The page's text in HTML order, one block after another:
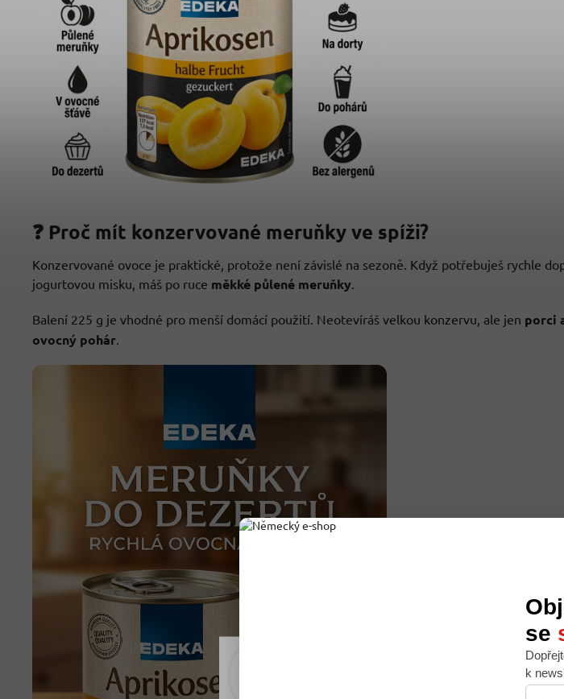
Rádi vám upravujeme nabídku na míru, ale abychom to
tomu soubory cookie. Používáním tohoto webu s tím
❓ Proč mít konzervované meruňky ve spíži?
Konzervované ovoce je praktické, protože není závislé na sezoně. Když potřebuješ rychle
jogurtovou misku, máš po ruce měkké půlené meruňky
Balení 225 g je vhodné pro menší domácí použití. Neotevíráš velkou konzervu, ale jen porci
ovocný pohár.
se
k